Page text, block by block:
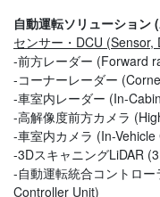
自動運転ソリューショ
センサー・DCU
-前方レーダー (Forward
-コーナーレーダー
-車室内レーダー (In-
-高解像度前方カメラ
-車室内カメラ (In-
-3DスキャニングLiDAR
-自動運転統合コントロ
Controller Unit)